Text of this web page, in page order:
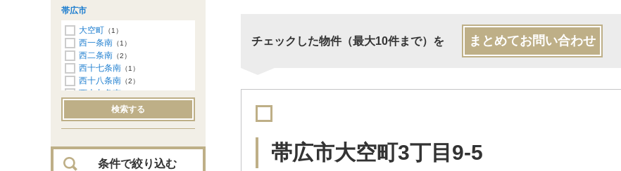
チェックした物件（最大10件まで）を まとめてお問い合わせ
帯広市大空町3丁目9-5
帯広市
大空町 （1）
西一条南 （1）
西二条南 （2）
西十七条南 （1）
西十八条南 （2）
西十九条南
西二十条南（1）
東十条南（1）
検索する
条件で絞り込む